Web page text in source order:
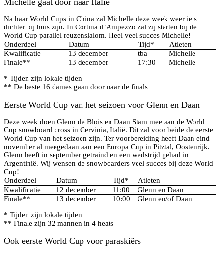
Michelle gaat door naar Italië
Na haar World Cups in China zal Michelle deze week weer iets
dichter bij huis zijn. In Cortina d’Ampezzo zal zij starten bij de
World Cup parallel reuzenslalom. Heel veel succes Michelle!
Onderdeel
Datum Tijd*
Atleten
Kwalificatie
13 december tba
Michelle
Finale**
13 december 17:30 Michelle
* Tijden zijn lokale tijden
** De beste 16 dames gaan door naar de finals
Eerste World Cup van het seizoen voor Glenn en Daan
Deze week doen Glenn de Blois en Daan Stam mee aan de World
Cup snowboard cross in Cervinia, Italië. Dit zal voor beide de eerste
World Cup van het seizoen zijn. Ter voorbereiding heeft Daan eind
november al meegedaan aan een Europa Cup in Pitztal, Oostenrijk.
Glenn heeft in september getraind en een wedstrijd gehad in
Argentinië. Wij wensen de snowboarders veel succes bij deze World
Cup!
Onderdeel
Datum Tijd*
Atleten
Kwalificatie
12 december 11:00
Glenn en Daan
Finale**
13 december 10:00 Glenn en/of Daan
* Tijden zijn lokale tijden
** Finale zijn 32 mannen in 4 heats
Ook eerste World Cup voor paraskiërs